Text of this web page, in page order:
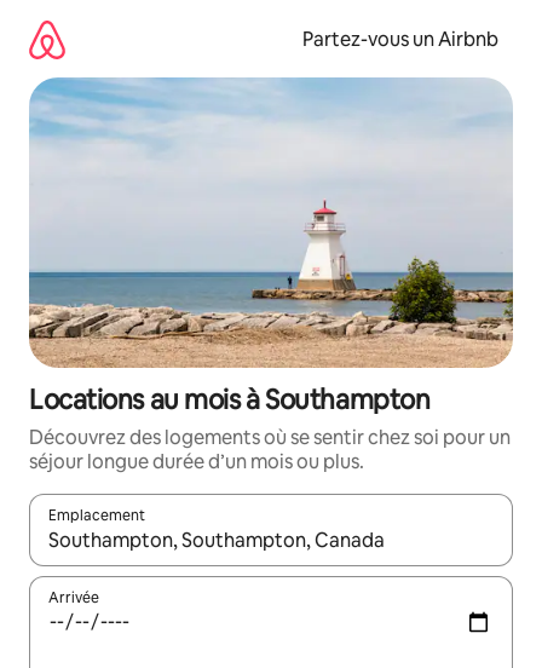
directement
contenu
Partez-vous un Airbnb
Locations au mois à Southampton
Découvrez des logements où se sentir chez soi pour un
séjour longue durée d’un mois ou plus.
Emplacement
Quand les résultats sont affichés, parcourez-les en utilisant
Arrivée